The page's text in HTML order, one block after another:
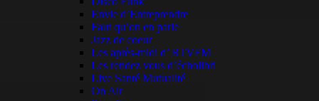
Envie d’Entreprendre
Faut qu’on en parle
Jazz de coeur
Les après-midi d’ RTVFM
Les rendez vous d’écholibri
Live Santé Mutualité
On Air